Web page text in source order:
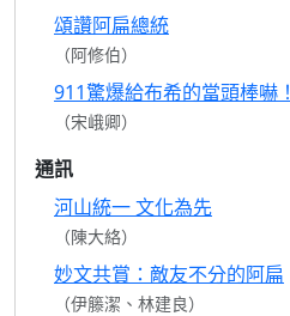
頌讚阿扁總統
（阿修伯）
911驚爆給布希的當頭棒嚇！
（宋峨卿）
通訊
河山統一 文化為先
（陳大絡）
妙文共賞：敵友不分的阿扁
（伊籐潔、林建良）